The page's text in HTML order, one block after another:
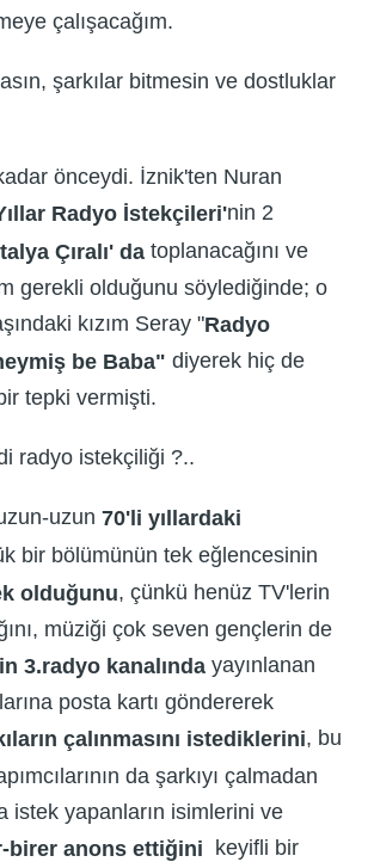
çalışacağım.
şarkılar bitmesin ve dostluklar
önceydi. İznik'ten Nuran
Radyo İstekçileri'nin 2
Çıralı' da toplanacağını ve
gerekli olduğunu söylediğinde; o
kızım Seray "Radyo
be Baba" diyerek hiç de
tepki vermişti.
radyo istekçiliği ?..
uzun 70'li yıllardaki
bir bölümünün tek eğlencesinin
olduğunu, çünkü henüz TV'lerin
müziği çok seven gençlerin de
3.radyo kanalında yayınlanan
posta kartı göndererek
çalınmasını istediklerini, bu
da şarkıyı çalmadan
istek yapanların isimlerini ve
birer anons ettiğini keyifli bir